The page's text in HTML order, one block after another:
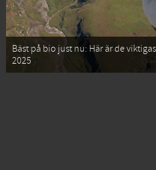
Bäst på bio just nu: Här är de
2025